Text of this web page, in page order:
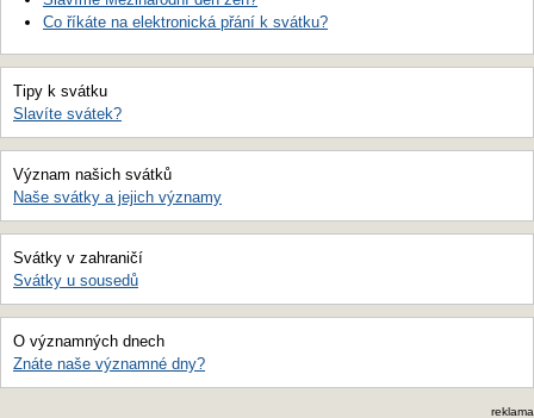
Co říkáte na elektronická přání k svátku?
Tipy k svátku
Slavíte svátek?
Význam našich svátků
Naše svátky a jejich významy
Svátky v zahraničí
Svátky u sousedů
O významných dnech
Znáte naše významné dny?
reklama